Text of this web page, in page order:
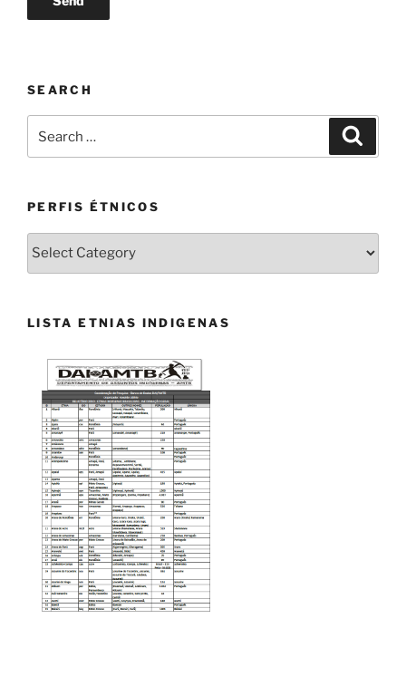
SEARCH
for:
PERFIS ÉTNICOS
LISTA ETNIAS INDIGENAS